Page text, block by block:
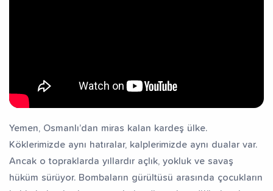
Yemen, Osmanlı’dan miras kalan kardeş ülke.
Köklerimizde aynı hatıralar, kalplerimizde aynı dualar var.
Ancak o topraklarda yıllardır açlık, yokluk ve savaş
hüküm sürüyor. Bombaların gürültüsü arasında çocukların